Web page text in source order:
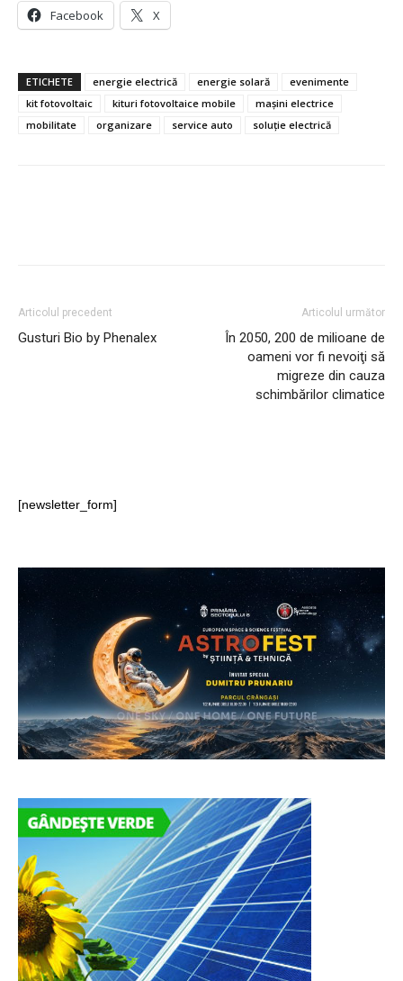
Facebook X
ETICHETE energie electrică energie solară
evenimente
kit fotovoltaic
kituri fotovoltaice mobile
mașini electrice
mobilitate
organizare service auto soluție electrică
Articolul precedent
Gusturi Bio by Phenalex
Articolul următor
În 2050, 200 de milioane de
oameni vor fi nevoiţi să
migreze din cauza
schimbărilor climatice
[newsletter_form]